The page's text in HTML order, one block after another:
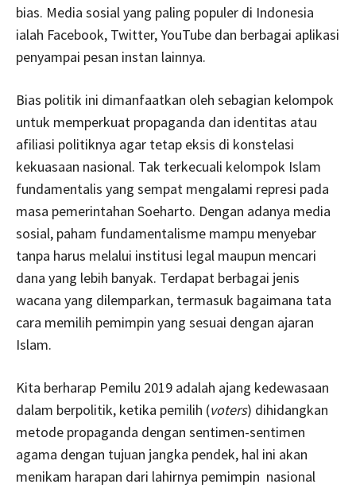
bias. Media sosial yang paling populer di Indonesia
ialah Facebook, Twitter, YouTube dan berbagai aplikasi
penyampai pesan instan lainnya.
Bias politik ini dimanfaatkan oleh sebagian kelompok
untuk memperkuat propaganda dan identitas atau
afiliasi politiknya agar tetap eksis di konstelasi
kekuasaan nasional. Tak terkecuali kelompok Islam
fundamentalis yang sempat mengalami represi pada
masa pemerintahan Soeharto. Dengan adanya media
sosial, paham fundamentalisme mampu menyebar
tanpa harus melalui institusi legal maupun mencari
dana yang lebih banyak. Terdapat berbagai jenis
wacana yang dilemparkan, termasuk bagaimana tata
cara memilih pemimpin yang sesuai dengan ajaran
Islam.
Kita berharap Pemilu 2019 adalah ajang kedewasaan
dalam berpolitik, ketika pemilih (voters) dihidangkan
metode propaganda dengan sentimen-sentimen
agama dengan tujuan jangka pendek, hal ini akan
menikam harapan dari lahirnya pemimpin nasional